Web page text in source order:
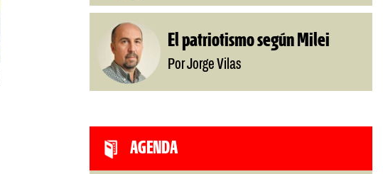
El patriotismo según Milei
Por Jorge Vilas
AGENDA